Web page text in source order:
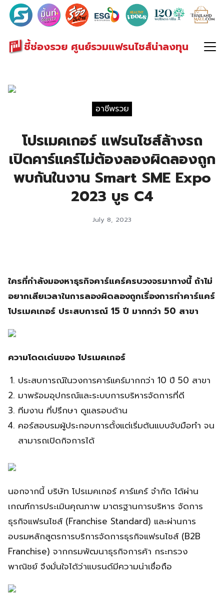
ชี้ช่องรวย ศูนย์รวมแฟรนไชส์น่าลงทุน
Search
for:
อาชีพรวย
โปรเมคเกอร์ แฟรนไชส์ล้างรถ
เปิดคาร์แคร์ไม่ต้องลองผิดลองถูก
พบกันในงาน Smart SME Expo
2023 บูธ C4
July 8, 2023
ใครที่กำลังมองหาธุรกิจคาร์แคร์ครบวงจรมาทางนี้ ถ้าไม่
อยากเสียเวลาในการลองผิดลองถูกเรื่องการทำคาร์แคร์
โปรเมคเกอร์ ประสบการณ์ 15 ปี มากกว่า 50 สาขา
ความโดดเด่นของ โปรเมคเกอร์
ประสบการณ์ในวงการคาร์แคร์มากกว่า 10 ปี 50 สาขา
มาพร้อมอุปกรณ์และระบบการบริหารจัดการที่ดี
ทีมงาน ที่ปรึกษา ดูแลรอบด้าน
คอร์สอบรมผู้ประกอบการตั้งแต่เริ่มต้นแบบจับมือทำ จน
สามารถเปิดกิจการได้
นอกจากนี้ บริษัท โปรเมคเกอร์ คาร์แคร์ จำกัด ได้ผ่าน
เกณฑ์การประเมินคุณภาพ มาตรฐานการบริหาร จัดการ
ธุรกิจแฟรนไชส์ (Franchise Standard) และผ่านการ
อบรมหลักสูตรการบริการจัดการธุรกิจแฟรนไชส์ (B2B
Franchise) จากกรมพัฒนาธุรกิจการค้า กระทรวง
พาณิชย์ จึงมั่นใจได้ว่าแบรนด์มีความน่าเชื่อถือ